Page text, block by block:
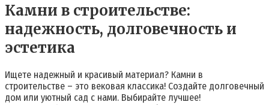
Камни в строительстве:
надежность, долговечность и
эстетика
Ищете надежный и красивый материал? Камни в
строительстве – это вековая классика! Создайте долговечный
дом или уютный сад с нами. Выбирайте лучшее!